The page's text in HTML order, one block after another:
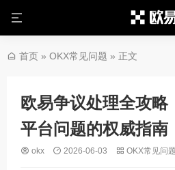
首页 » OKX常见问题 » 正文
欧易争议处理全攻略
平台问题的权威指南
okx 2026-06-03 OKX常见问题